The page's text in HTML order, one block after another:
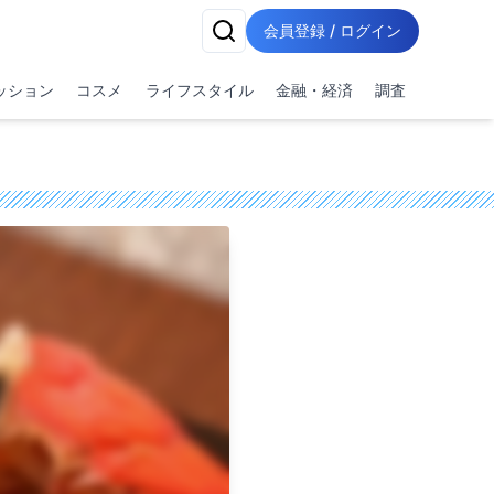
会員登録 / ログイン
ション コスメ ライフスタイル 金融・経済 調査